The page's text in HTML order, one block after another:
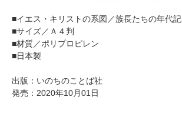
■イエス・キリストの系図／族長たちの年代記
■サイズ／Ａ４判
■材質／ポリプロピレン
■日本製
出版：いのちのことば社
発売：2020年10月01日